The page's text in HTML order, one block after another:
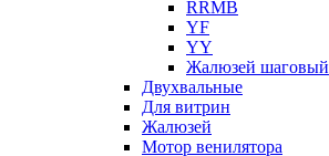
RRMB
YF
YY
Жалюзей шаговый
Двухвальные
Для витрин
Жалюзей
Мотор венилятора